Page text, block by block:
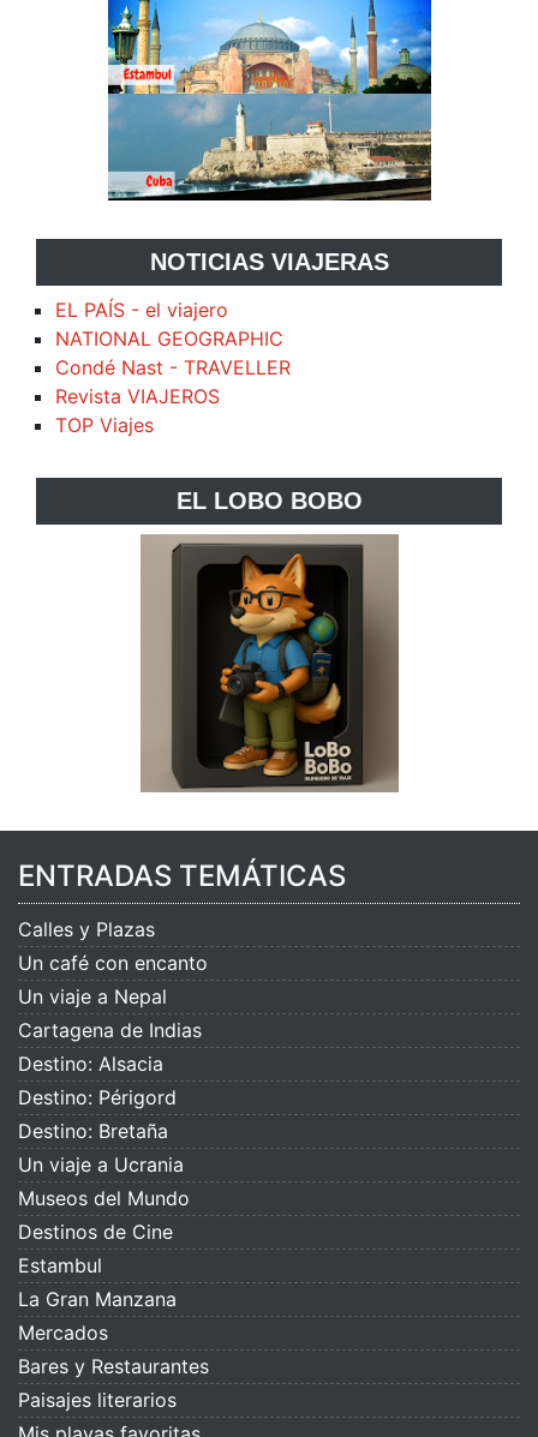
NOTICIAS VIAJERAS
EL PAÍS - el viajero
NATIONAL GEOGRAPHIC
Condé Nast - TRAVELLER
Revista VIAJEROS
TOP Viajes
EL LOBO BOBO
ENTRADAS TEMÁTICAS
Calles y Plazas
Un café con encanto
Un viaje a Nepal
Cartagena de Indias
Destino: Alsacia
Destino: Périgord
Destino: Bretaña
Un viaje a Ucrania
Museos del Mundo
Destinos de Cine
Estambul
La Gran Manzana
Mercados
Bares y Restaurantes
Paisajes literarios